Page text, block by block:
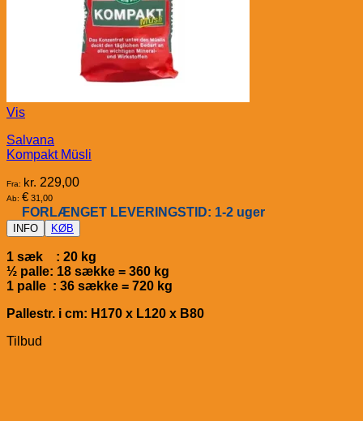
Vis
Salvana
Kompakt Müsli
Fra: kr. 229,00
Ab: € 31,00
FORLÆNGET LEVERINGSTID: 1-2 uger
INFO KØB
1 sæk : 20 kg
½ palle: 18 sække = 360 kg
1 palle : 36 sække = 720 kg
Pallestr. i cm: H170 x L120 x B80
Tilbud